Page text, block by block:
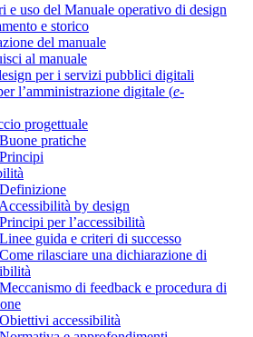
e uso del Manuale operativo di design
e storico
del manuale
al manuale
per i servizi pubblici digitali
l’amministrazione digitale (e-
progettuale
pratiche
by design
per l’accessibilità
guida e criteri di successo
rilasciare una dichiarazione di
di feedback e procedura di
accessibilità